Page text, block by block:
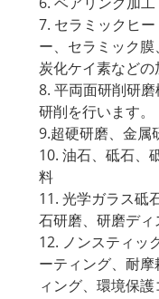
7. セラミックヒ
ー、セラミック
炭化ケイ素などの
8. 平両面研削研
研削を行います。
9.超硬研磨、金属
10. 油石、砥石、
料
11. 光学ガラス砥
石研磨、研磨デ
12. ノンスティッ
ーティング、耐
ィング、環境保